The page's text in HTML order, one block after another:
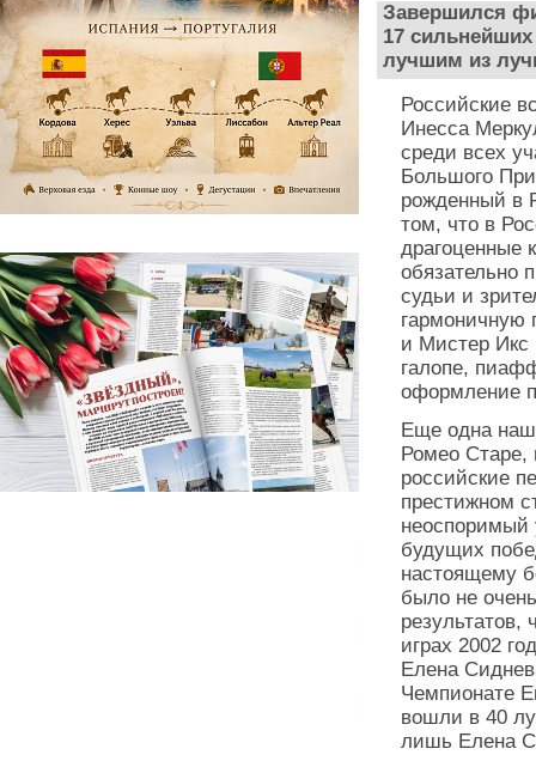
Завершился
17
лучшим из
Российские
Инесса
среди всех
Большого
рожденный в
том, что в
драгоценные
обязательно
судьи и
гармоничную
и Мистер Икс
галопе,
оформление
Еще одна
Ромео Старе,
российские
престижном
неоспоримый
будущих
настоящему
было не
играх 2002
Елена
Чемпионате
вошли в 40
лишь Елена